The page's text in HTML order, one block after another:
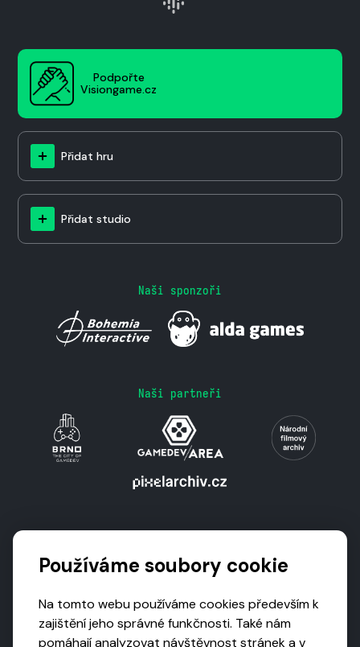
Podpořte
Visiongame.cz
Přidat hru
Přidat studio
Naši sponzoři
Naši partneři
Používáme soubory cookie
Na tomto webu používáme cookies především k
zajištění jeho správné funkčnosti. Také nám
pomáhají analyzovat návštěvnost stránek a v